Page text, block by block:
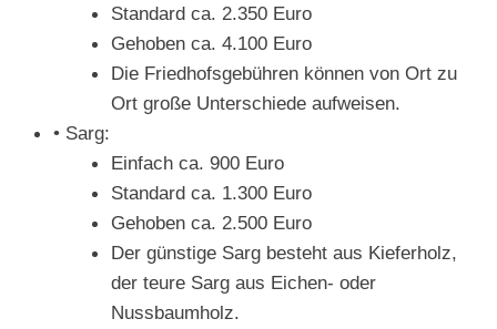
Standard ca. 2.350 Euro
Gehoben ca. 4.100 Euro
Die Friedhofsgebühren können von Ort zu
Ort große Unterschiede aufweisen.
• Sarg:
Einfach ca. 900 Euro
Standard ca. 1.300 Euro
Gehoben ca. 2.500 Euro
Der günstige Sarg besteht aus Kieferholz,
der teure Sarg aus Eichen- oder
Nussbaumholz.